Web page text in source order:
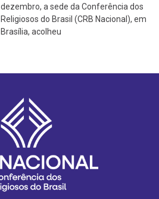
dezembro, a sede da Conferência dos
Religiosos do Brasil (CRB Nacional), em
Brasília, acolheu